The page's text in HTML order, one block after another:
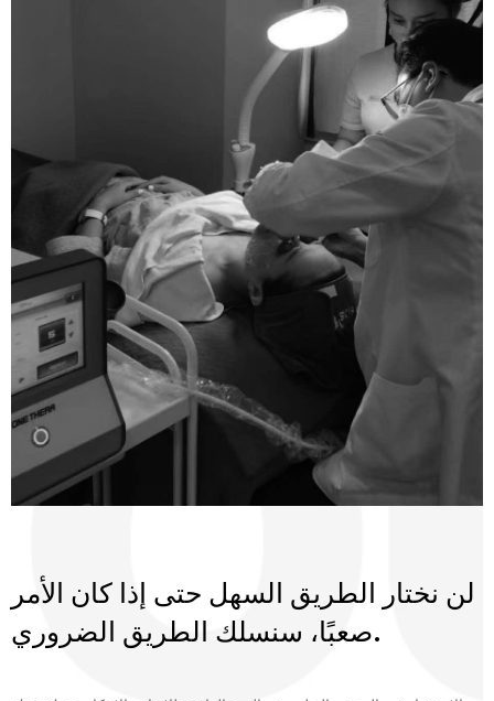
لن نختار الطريق السهل حتى إذا كان الأمر
صعبًا، سنسلك الطريق الضروري.